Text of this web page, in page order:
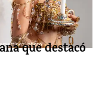
que destacó